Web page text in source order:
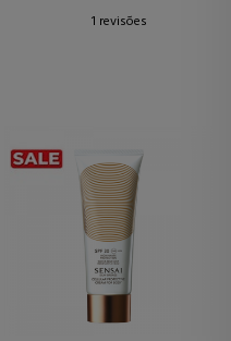
1 revisões